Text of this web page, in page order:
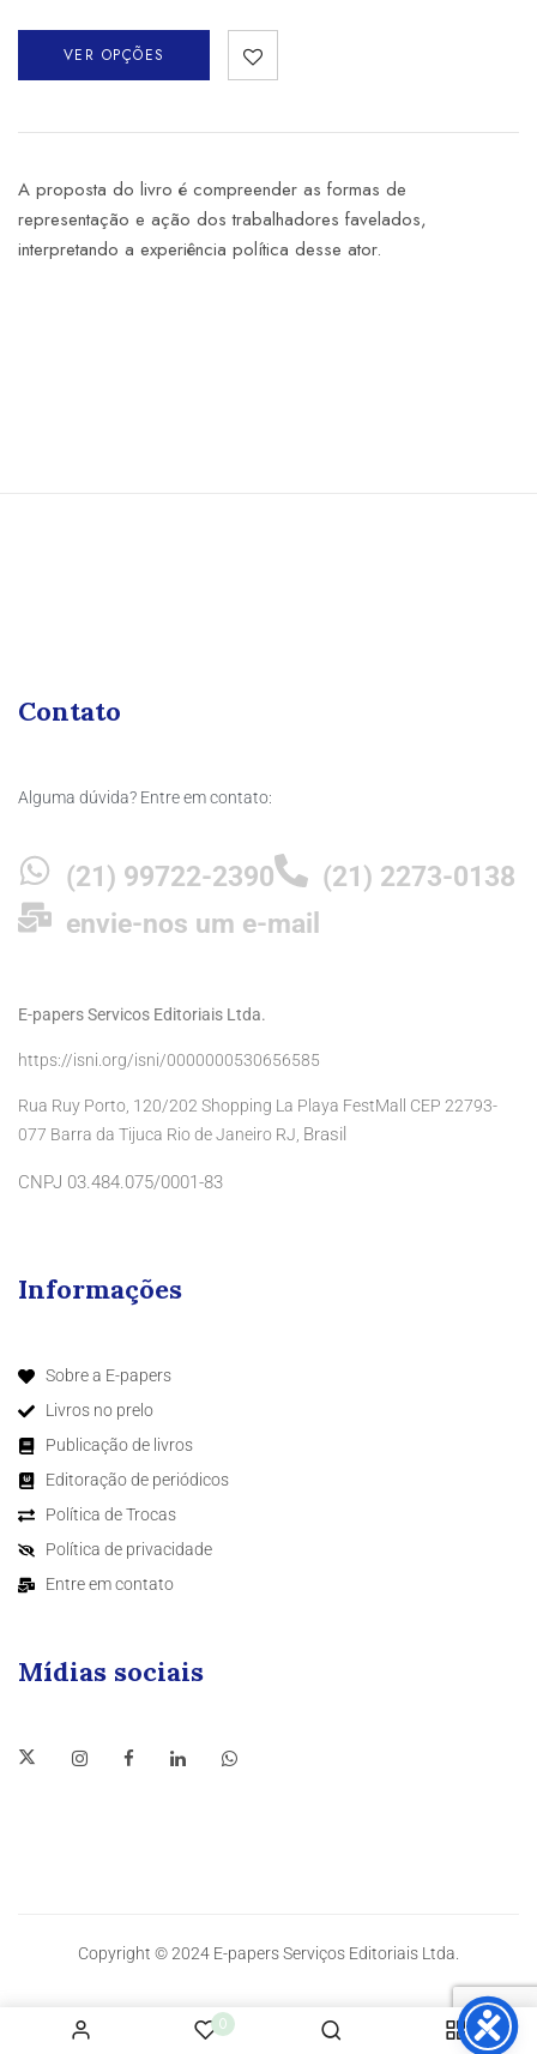
0
VER OPÇÕES
A proposta do livro é compreender as formas de
representação e ação dos trabalhadores favelados,
interpretando a experiência política desse ator.
Contato
Alguma dúvida? Entre em contato:
(21) 99722-2390
(21) 2273-0138
envie-nos um e-mail
E-papers Servicos Editoriais Ltda.
https://isni.org/isni/0000000530656585
Rua Ruy Porto, 120/202 Shopping La Playa FestMall CEP 22793-
077 Barra da Tijuca Rio de Janeiro RJ, Brasil
CNPJ 03.484.075/0001-83
Informações
Sobre a E-papers
Livros no prelo
Publicação de livros
Editoração de periódicos
Política de Trocas
Política de privacidade
Entre em contato
Mídias sociais
Copyright © 2024 E-papers Serviços Editoriais Ltda.